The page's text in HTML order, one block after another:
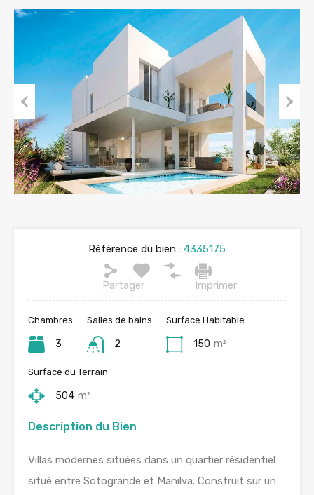
Previous Next
Référence du bien : 4335175
Partager Imprimer
Chambres
3
Salles de bains
2
Surface Habitable
150 m²
Surface du Terrain
504 m²
Description du Bien
Villas modernes situées dans un quartier résidentiel
situé entre Sotogrande et Manilva. Construit sur un